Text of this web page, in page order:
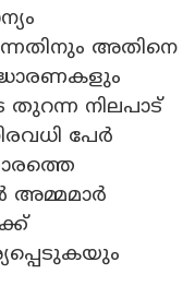
അതിനെ
തുറന്ന നിലപാട്
പേർ